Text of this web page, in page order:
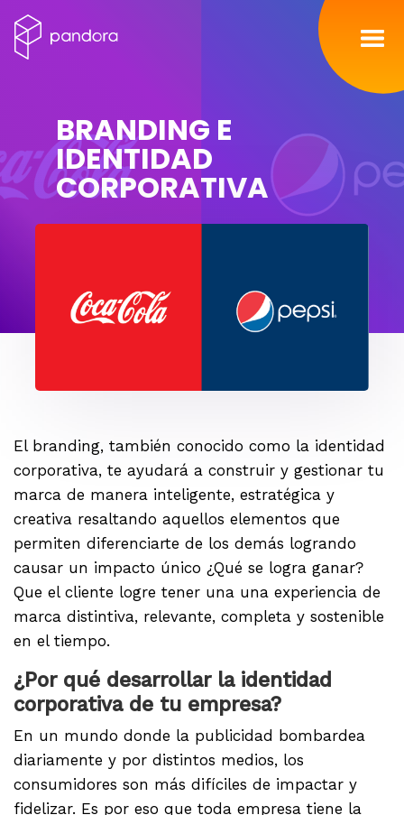
Servicios
Nosotros
Contacto
BRANDING E
IDENTIDAD
CORPORATIVA
El branding, también conocido como la identidad
corporativa, te ayudará a construir y gestionar tu
marca de manera inteligente, estratégica y
creativa resaltando aquellos elementos que
permiten diferenciarte de los demás logrando
causar un impacto único ¿Qué se logra ganar?
Que el cliente logre tener una una experiencia de
marca distintiva, relevante, completa y sostenible
en el tiempo.
¿Por qué desarrollar la identidad
corporativa de tu empresa?
En un mundo donde la publicidad bombardea
diariamente y por distintos medios, los
consumidores son más difíciles de impactar y
fidelizar. Es por eso que toda empresa tiene la